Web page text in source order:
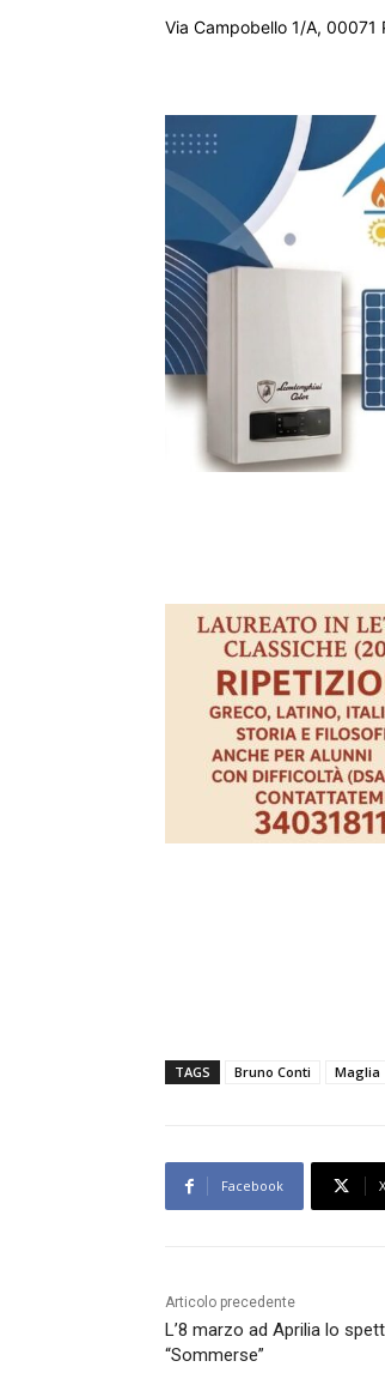
Via Campobello 1/A,
TAGS Bruno Conti Maglia
Facebook X
Articolo precedente
L’8 marzo ad Aprilia lo
“Sommerse”